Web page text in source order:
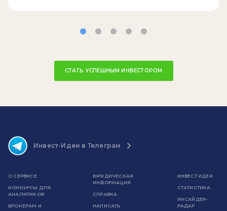
СТАТЬ УСПЕШНЫМ ИНВЕСТОРОМ
Инвест-Идеи в Телеграм
О СЕРВИСЕ
КОНКУРСЫ ДЛЯ
АНАЛИТИКОВ
БРОКЕРАМ И
ЮРИДИЧЕСКАЯ
ИНФОРМАЦИЯ
СПРАВКА
НАПИСАТЬ
ИНВЕСТ ИДЕИ
СТАТИСТИКА
ИНСАЙДЕР-
РАДАР